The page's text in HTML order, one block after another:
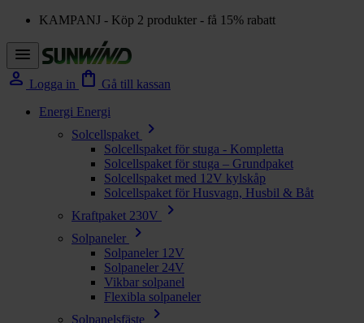
KAMPANJ - Köp 2 produkter - få 15% rabatt
menu
person Logga in shopping_bag Gå till kassan
Energi Energi
Solcellspaket
chevron_right
Solcellspaket för stuga - Kompletta
Solcellspaket för stuga – Grundpaket
Solcellspaket med 12V kylskåp
Solcellspaket för Husvagn, Husbil & Båt
Kraftpaket 230V
chevron_right
Solpaneler chevron_right
Solpaneler 12V
Solpaneler 24V
Vikbar solpanel
Flexibla solpaneler
Solpanelsfäste
chevron_right